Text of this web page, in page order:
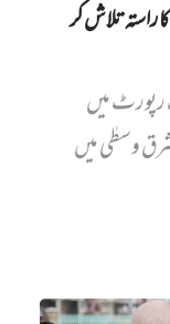
راستہ تلاش کر
رپورٹ میں‌
وسطٰی میں